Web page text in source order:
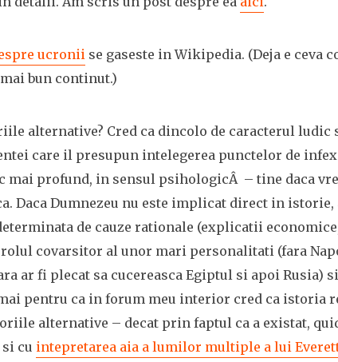
ucronii se gaseste in Wikipedia. (Deja e ceva
bun continut.)
alternative? Cred ca dincolo de caracterul ludic
care il presupun intelegerea punctelor de
mai profund, in sensul psihologicÂ – tine daca
Daca Dumnezeu nu este implicat direct in istorie,
de cauze rationale (explicatii
covarsitor al unor mari personalitati (fara
ar fi plecat sa cucereasca Egiptul si apoi Rusia)
pentru ca in forum meu interior cred ca istoria
alternative – decat prin faptul ca a existat,
cu intepretarea aia a lumilor multiple a lui